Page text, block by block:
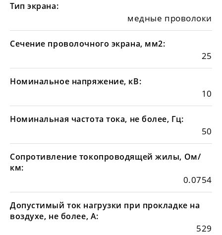
Тип экрана:
медные проволоки
Сечение проволочного экрана, мм2:
25
Номинальное напряжение, кВ:
10
Номинальная частота тока, не более, Гц:
50
Сопротивление токопроводящей жилы, Ом/
км:
0.0754
Допустимый ток нагрузки при прокладке на
воздухе, не более, А:
529